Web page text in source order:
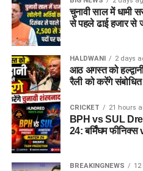
चुनावी साल में धामी
से पहले ढाई हजार से
HALDWANI 2 days
आठ अगस्त को
रैली को करेंगे संबोधित
CRICKET 21 hours
BPH vs SUL
24: बर्मिंघम
BREAKINGNEWS